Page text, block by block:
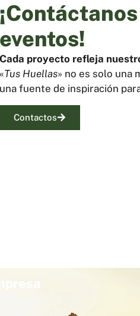
eventos!
Cada proyecto refleja
«Tus Huellas» no es solo una
una fuente de inspiración
Contactos